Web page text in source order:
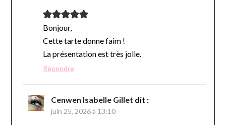
Bonjour,
Cette tarte donne faim !
La présentation est très jolie.
Répondre
Cenwen Isabelle Gillet dit :
juin 25, 2026 à 13:10